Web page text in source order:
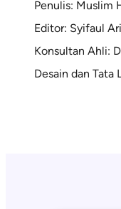
Penulis: Muslim
Editor: Syifaul
Konsultan Ahli:
Desain dan Tata